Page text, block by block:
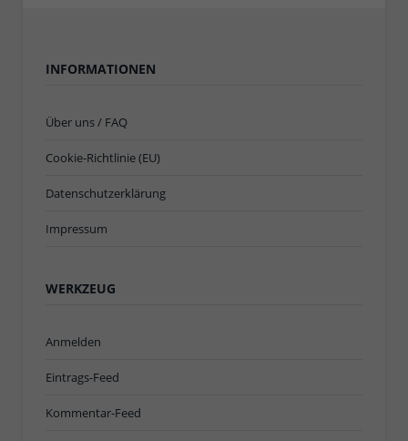
INFORMATIONEN
Über uns / FAQ
Cookie-Richtlinie (EU)
Datenschutzerklärung
Impressum
WERKZEUG
Anmelden
Eintrags-Feed
Kommentar-Feed